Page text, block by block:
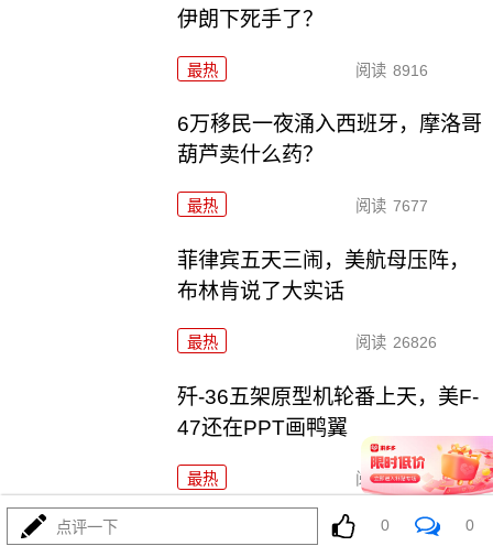
伊朗下死手了？
最热 阅读 8916
6万移民一夜涌入西班牙，摩洛哥
葫芦卖什么药？
最热 阅读 7677
菲律宾五天三闹，美航母压阵，
布林肯说了大实话
最热 阅读 26826
歼-36五架原型机轮番上天，美F-
47还在PPT画鸭翼
最热 阅读 20658
爱国者只剩半条命，美军却拉着
点评一下 0 0